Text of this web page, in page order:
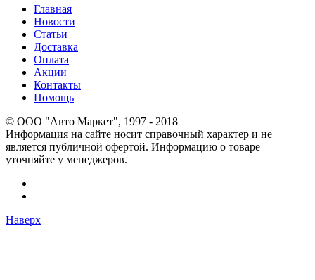
Главная
Новости
Статьи
Доставка
Оплата
Акции
Контакты
Помощь
© OOO "Авто Маркет", 1997 - 2018
Информация на сайте носит справочный характер и не
является публичной офертой. Информацию о товаре
уточняйте у менеджеров.
Наверх